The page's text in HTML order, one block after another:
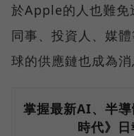
於Apple的人也難免
同事、投資人、媒
球的供應鏈也成為消
掌握最新AI、半
時代》